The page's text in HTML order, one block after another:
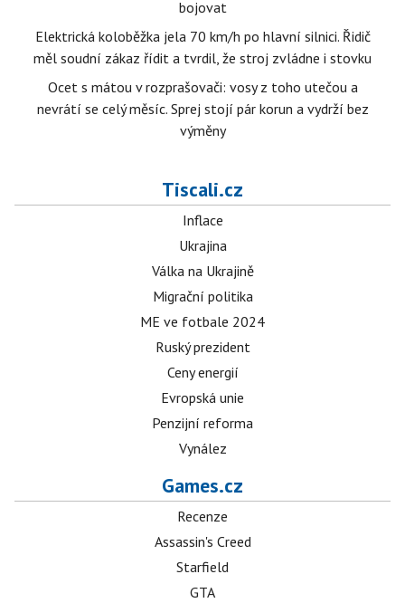
bojovat
Elektrická koloběžka jela 70 km/h po hlavní silnici. Řidič
měl soudní zákaz řídit a tvrdil, že stroj zvládne i stovku
Ocet s mátou v rozprašovači: vosy z toho utečou a
nevrátí se celý měsíc. Sprej stojí pár korun a vydrží bez
výměny
Tiscali.cz
Inflace
Ukrajina
Válka na Ukrajině
Migrační politika
ME ve fotbale 2024
Ruský prezident
Ceny energií
Evropská unie
Penzijní reforma
Vynález
Games.cz
Recenze
Assassin's Creed
Starfield
GTA